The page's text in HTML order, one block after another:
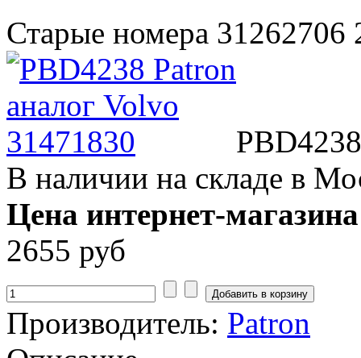
Старые номера 31262706
В наличии на складе в
Цена интернет-
2655 руб
Производитель: Patron